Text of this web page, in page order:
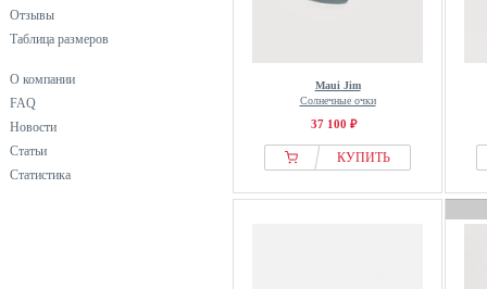
Отзывы
Таблица размеров
О компании
FAQ
Новости
Статьи
Статистика
Maui Jim
Солнечные очки
37 100 ₽
КУПИТЬ